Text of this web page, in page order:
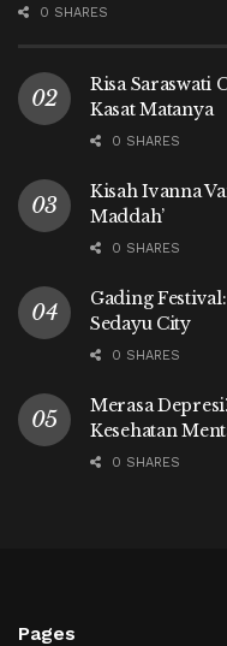
0 SHARES
Risa Saraswati
Kasat Matanya
0 SHARES
Kisah Ivanna
Maddah’
0 SHARES
Gading
Sedayu City
0 SHARES
Merasa
Kesehatan
0 SHARES
Pages